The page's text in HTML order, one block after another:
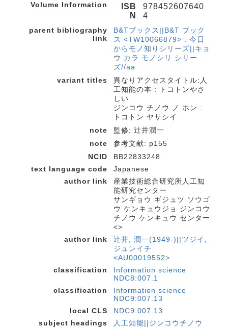
Volume Information
ISB
N
978452607640
4
parent bibliography
link
B&Tブックス||B&T ブック
ス <TW10066879> . 今日
からモノ知りシリーズ||キョ
ウ カラ モノシリ シリー
ズ//aa
variant titles
異なりアクセスタイトル:人
工知能の本 : トコトンやさ
しい
ジンコウ チノウ ノ ホン :
トコトン ヤサシイ
note
監修: 辻井潤一
note
参考文献: p155
NCID
BB22833248
text language code
Japanese
author link
産業技術総合研究所人工知
能研究センター
サンギョウ ギジュツ ソウゴ
ウ ケンキュウジョ ジンコウ
チノウ ケンキュウ センター
<>
author link
辻井, 潤一(1949-)||ツジイ,
ジュンイチ
<AU00019552>
classification
Information science
NDC8:007.1
classification
Information science
NDC9:007.13
local CLS
NDC9:007.13
subject headings
人工知能||ジンコウチノウ